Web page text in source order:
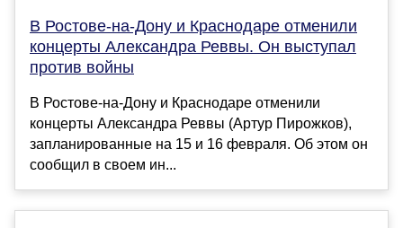
В Ростове-на-Дону и Краснодаре отменили
концерты Александра Реввы. Он выступал
против войны
В Ростове-на-Дону и Краснодаре отменили
концерты Александра Реввы (Артур Пирожков),
запланированные на 15 и 16 февраля. Об этом он
сообщил в своем ин...